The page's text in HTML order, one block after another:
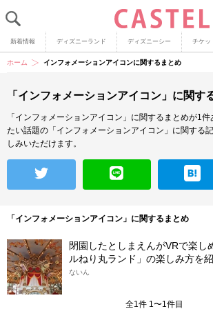
新着情報 ディズニーランド ディズニーシー チケッ
ホーム インフォメーションアイコンに関するまとめ
「インフォメーションアイコン」に関す
「インフォメーションアイコン」に関するまとめが1件
たい話題の「インフォメーションアイコン」に関する
しみいただけます。
「インフォメーションアイコン」に関するまとめ
閉園したとしまえんがVRで楽し
ルねり丸ランド」の楽しみ方を
ないん
全1件 1〜1件目